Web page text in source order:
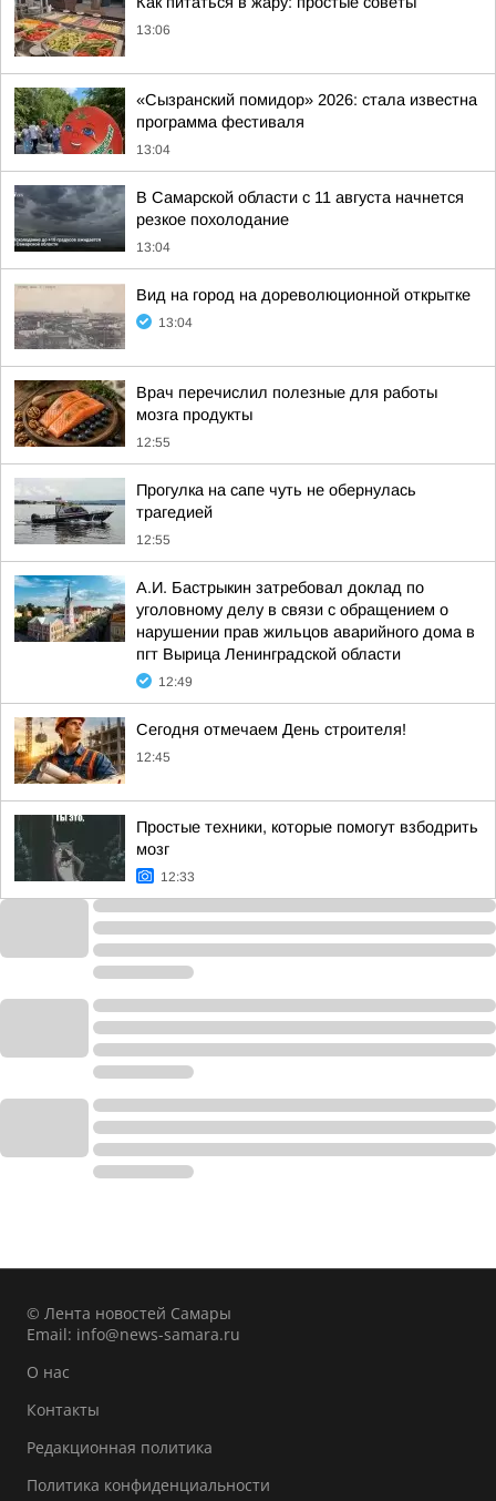
13:06
«Сызранский помидор» 2026: стала известна
программа фестиваля
13:04
В Самарской области с 11 августа начнется
резкое похолодание
13:04
Вид на город на дореволюционной открытке
13:04
Врач перечислил полезные для работы
мозга продукты
12:55
Прогулка на сапе чуть не обернулась
трагедией
12:55
А.И. Бастрыкин затребовал доклад по
уголовному делу в связи с обращением о
нарушении прав жильцов аварийного дома в
пгт Вырица Ленинградской области
12:49
Сегодня отмечаем День строителя!
12:45
Простые техники, которые помогут взбодрить
мозг
12:33
© Лента новостей Самары
Email: info@news-samara.ru
О нас
Контакты
Редакционная политика
Политика конфиденциальности